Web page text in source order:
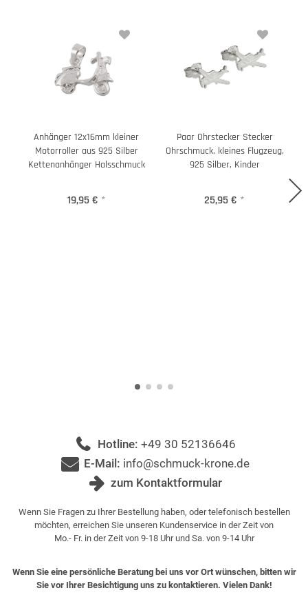
Anhänger 12x16mm kleiner
Motorroller aus 925 Silber
Kettenanhänger Halsschmuck
19,95 € *
Paar Ohrstecker Stecker
Ohrschmuck, kleines Flugzeug,
925 Silber, Kinder
25,95 € *
Hotline: +49 30 52136646
E-Mail: info@schmuck-krone.de
zum Kontaktformular
Wenn Sie Fragen zu Ihrer Bestellung haben, oder telefonisch bestellen
möchten, erreichen Sie unseren Kundenservice in der Zeit von
Mo.- Fr. in der Zeit von 9-18 Uhr und Sa. von 9-14 Uhr
Wenn Sie eine persönliche Beratung bei uns vor Ort wünschen, bitten wir
Sie vor Ihrer Besichtigung uns zu kontaktieren. Vielen Dank!